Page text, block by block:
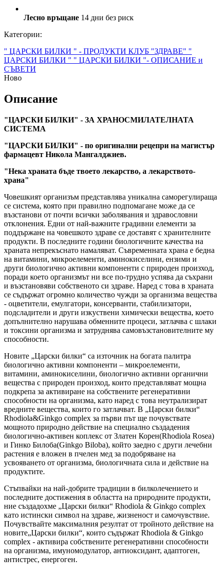
Лесно връщане 14 дни без риск
Категории:
" ЦАРСКИ БИЛКИ " - ПРОДУКТИ КЛУБ "ЗДРАВЕ" "
ЦАРСКИ БИЛКИ " " ЦАРСКИ БИЛКИ "- ОПИСАНИЕ и
СЪВЕТИ
Ново
Описание
"ЦАРСКИ БИЛКИ" - ЗА ХРАНОСМИЛАТЕЛНАТА
СИСТЕМА
"ЦАРСКИ БИЛКИ" - по оригинални рецепри на магистър
фармацевт Никола Мангалджиев.
"Нека храната бъде твоето лекарство, а лекарството-
храна"
Човешкият организъм представлява уникална саморегулираща
се система, която при правилно подпомагане може да се
възстанови от почти всички заболявания и здравословни
отклонения. Едни от най-важните градивни елементи за
поддържане на човешкото здраве се доставят с хранителните
продукти. В последните години биологичните качества на
храната непрекъснато намаляват. Съвременната храна е бедна
на витамини, микроелементи, аминокиселини, ензими и
други биологично активни компоненти с природен произход,
поради което организмът ни все по-трудно успява да съхрани
и възстановяви собственото си здраве. Наред с това в храната
се съдържат огромно количество чужди за организма вещества
- оцветители, емулгатори, консерванти, стабилизатори,
подсладители и други изкуствени химически вещества, което
допълнително нарушава обменните процеси, затлачва с шлаки
и токсини организма и затруднява самовъзстановителните му
способности.
Новите „Царски билки“ са източник на богата палитра
биологично активни компоненти – микроелементи,
витамини, аминокиселини, биологично активни органични
вещества с природен произход, които представляват мощна
подкрепа за активиране на собствените регенеративни
способности на организма, като наред с това неутрализират
вредните вещества, които го затлачват. В „Царски билки“
Rhodiola&Ginkgo complex за първи път ще почувствате
мощното природно действие на специално създадения
биологично-активен коплекс от Златен Корен(Rhodiola Rosea)
и Гинко Билоба(Ginkgo Biloba), който заедно с други лечебни
растения е вложен в пчелен мед за подобряване на
усвояването от организма, биологичната сила и действие на
продуктите.
Стъпвайки на най-добрите традиции в билколечението и
последните достижения в областта на природните продукти,
ние създадохме „Царски билки“ Rhodiola & Ginkgo complex
като истински символ на здраве, жизненост и самочувствие.
Почувствайте максималния резултат от тройното действие на
новите„Царски билки“, които съдържат Rhodiola & Ginkgo
complex - активира собствените регенеративни способности
на организма, имуномодулатор, антиоксидант, адаптоген,
антистрес, енергоген.